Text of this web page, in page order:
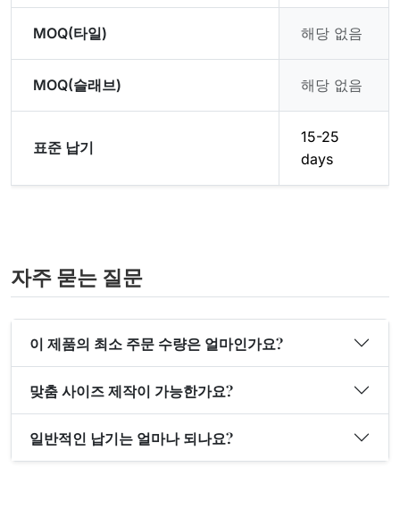
MOQ(타일) 해당 없음
MOQ(슬래브) 해당 없음
표준 납기
15-25
days
자주 묻는 질문
이 제품의 최소 주문 수량은 얼마인가요?
맞춤 사이즈 제작이 가능한가요?
일반적인 납기는 얼마나 되나요?